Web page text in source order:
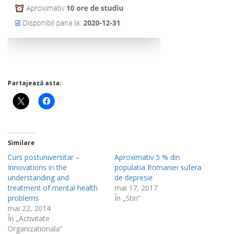
Partajează asta:
Similare
Curs postuniversitar –
Innovations in the
understanding and
treatment of mental health
problems
mai 22, 2014
În „Activitate
Organizationala”
Aproximativ 5 % din
populatia Romaniei sufera
de depresie
mai 17, 2017
În „Stiri”